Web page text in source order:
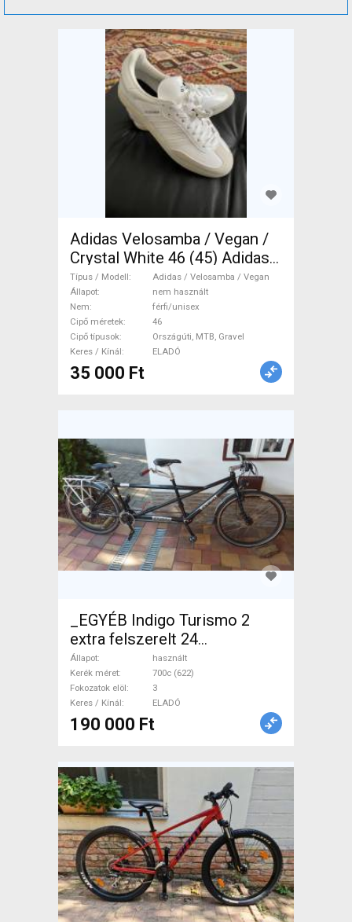
Adidas Velosamba / Vegan /
Crystal White 46 (45) Adidas /
Velosamba / Vegan Cipő /
Zokni / Kamásli 46 Országúti,
MTB, Gravel nem használt
férfi/unisex ELADÓ
Típus / Modell
Adidas / Velosamba / Vegan
Állapot
nem használt
Nem
férfi/unisex
Cipő méretek
46
Cipő típusok
Országúti, MTB, Gravel
Keres / Kínál
ELADÓ
35 000 Ft
_EGYÉB Indigo Turismo 2
extra felszerelt 24
sebesseges Tandem használt
ELADÓ
Állapot
használt
Kerék méret
700c (622)
Fokozatok elöl
3
Keres / Kínál
ELADÓ
190 000 Ft